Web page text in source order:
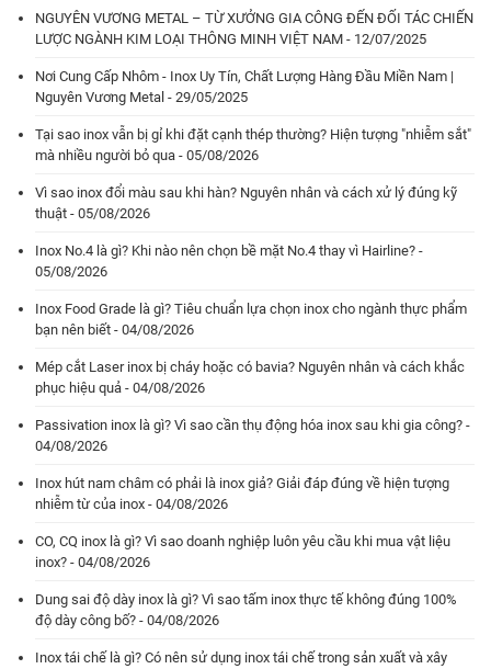
NGUYÊN VƯƠNG METAL – TỪ XƯỞNG GIA CÔNG ĐẾN ĐỐI TÁC CHIẾN
LƯỢC NGÀNH KIM LOẠI THÔNG MINH VIỆT NAM - 12/07/2025
Nơi Cung Cấp Nhôm - Inox Uy Tín, Chất Lượng Hàng Đầu Miền Nam |
Nguyên Vương Metal - 29/05/2025
Tại sao inox vẫn bị gỉ khi đặt cạnh thép thường? Hiện tượng "nhiễm sắt"
mà nhiều người bỏ qua - 05/08/2026
Vì sao inox đổi màu sau khi hàn? Nguyên nhân và cách xử lý đúng kỹ
thuật - 05/08/2026
Inox No.4 là gì? Khi nào nên chọn bề mặt No.4 thay vì Hairline? -
05/08/2026
Inox Food Grade là gì? Tiêu chuẩn lựa chọn inox cho ngành thực phẩm
bạn nên biết - 04/08/2026
Mép cắt Laser inox bị cháy hoặc có bavia? Nguyên nhân và cách khắc
phục hiệu quả - 04/08/2026
Passivation inox là gì? Vì sao cần thụ động hóa inox sau khi gia công? -
04/08/2026
Inox hút nam châm có phải là inox giả? Giải đáp đúng về hiện tượng
nhiễm từ của inox - 04/08/2026
CO, CQ inox là gì? Vì sao doanh nghiệp luôn yêu cầu khi mua vật liệu
inox? - 04/08/2026
Dung sai độ dày inox là gì? Vì sao tấm inox thực tế không đúng 100%
độ dày công bố? - 04/08/2026
Inox tái chế là gì? Có nên sử dụng inox tái chế trong sản xuất và xây